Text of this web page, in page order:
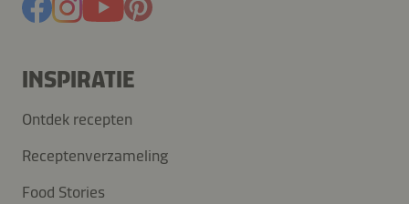
INSPIRATIE
Ontdek recepten
Receptenverzameling
Food Stories